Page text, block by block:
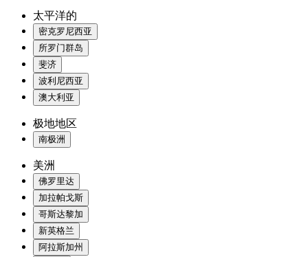
太平洋的
密克罗尼西亚
所罗门群岛
斐济
波利尼西亚
澳大利亚
极地地区
南极洲
美洲
佛罗里达
加拉帕戈斯
哥斯达黎加
新英格兰
阿拉斯加州